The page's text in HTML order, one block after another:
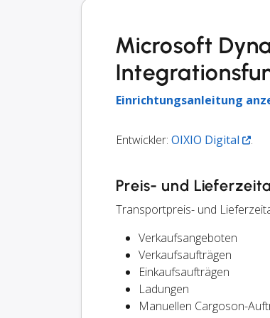
Microsoft
Einrichtungsanleitung
Entwickler: OIXIO Digital .
Preis- und
Transportpreis- und
Verkaufsangeboten
Verkaufsaufträgen
Einkaufsaufträgen
Ladungen
Manuellen Cargoson-